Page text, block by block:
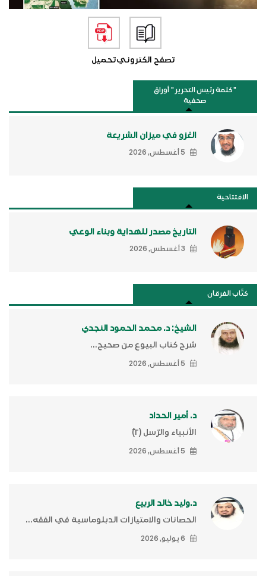
تصفح الكترونيتحميل
"كلمة رئيس التحرير " أوراق
صحفية
الغزو في ميزان الشريعة
5 أغسطس, 2026
الافتتاحية
التاريخ مصدر للهداية وبناء الوعي
3 أغسطس, 2026
كتَّاب الفرقان
الشيخ: د. محمد الحمود النجدي
شرح كتاب البيوع من صحيح...
5 أغسطس, 2026
د. أمير الحداد
الأنبياء والرّسل (٢)ّ
5 أغسطس, 2026
د.وليد خالد الربيع
الحصانات والامتيازات الدبلوماسية في الفقه...
6 يوليو, 2026